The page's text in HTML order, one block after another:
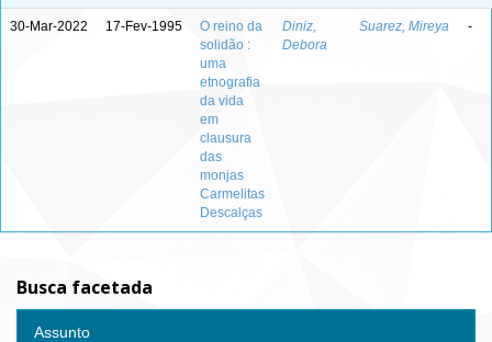
30-Mar-2022 17-Fev-1995
O reino da
solidão :
uma
etnografia
da vida
em
clausura
das
monjas
Carmelitas
Descalças
Diniz,
Debora
Suarez, Mireya -
Busca facetada
Assunto